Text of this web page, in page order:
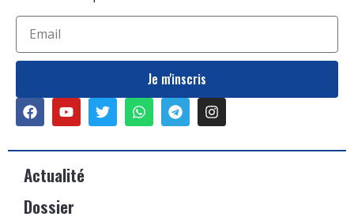
Je m'inscris
Actualité
Dossier